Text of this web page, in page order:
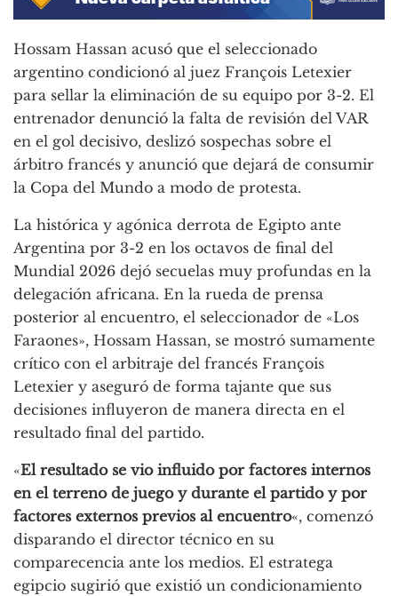
Hossam Hassan acusó que el seleccionado
argentino condicionó al juez François Letexier
para sellar la eliminación de su equipo por 3-2. El
entrenador denunció la falta de revisión del VAR
en el gol decisivo, deslizó sospechas sobre el
árbitro francés y anunció que dejará de consumir
la Copa del Mundo a modo de protesta.
La histórica y agónica derrota de Egipto ante
Argentina por 3-2 en los octavos de final del
Mundial 2026 dejó secuelas muy profundas en la
delegación africana. En la rueda de prensa
posterior al encuentro, el seleccionador de «Los
Faraones», Hossam Hassan, se mostró sumamente
crítico con el arbitraje del francés François
Letexier y aseguró de forma tajante que sus
decisiones influyeron de manera directa en el
resultado final del partido.
«El resultado se vio influido por factores internos
en el terreno de juego y durante el partido y por
factores externos previos al encuentro«, comenzó
disparando el director técnico en su
comparecencia ante los medios. El estratega
egipcio sugirió que existió un condicionamiento